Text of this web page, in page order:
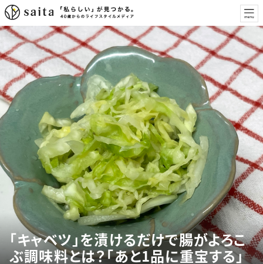
「キャベツ」を漬けるだけで腸がよろこ
ぶ調味料とは？「あと1品に重宝する」